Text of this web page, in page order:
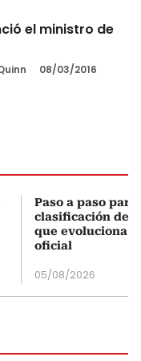
el ministro de
08/03/2016
Paso a paso
clasificación del
que evoluciona
oficial
05/08/2026